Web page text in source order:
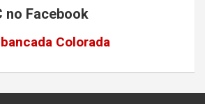
no Facebook
Colorada